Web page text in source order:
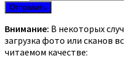
Отправить
Внимание: В некоторых
загрузка фото или сканов
читаемом качестве: